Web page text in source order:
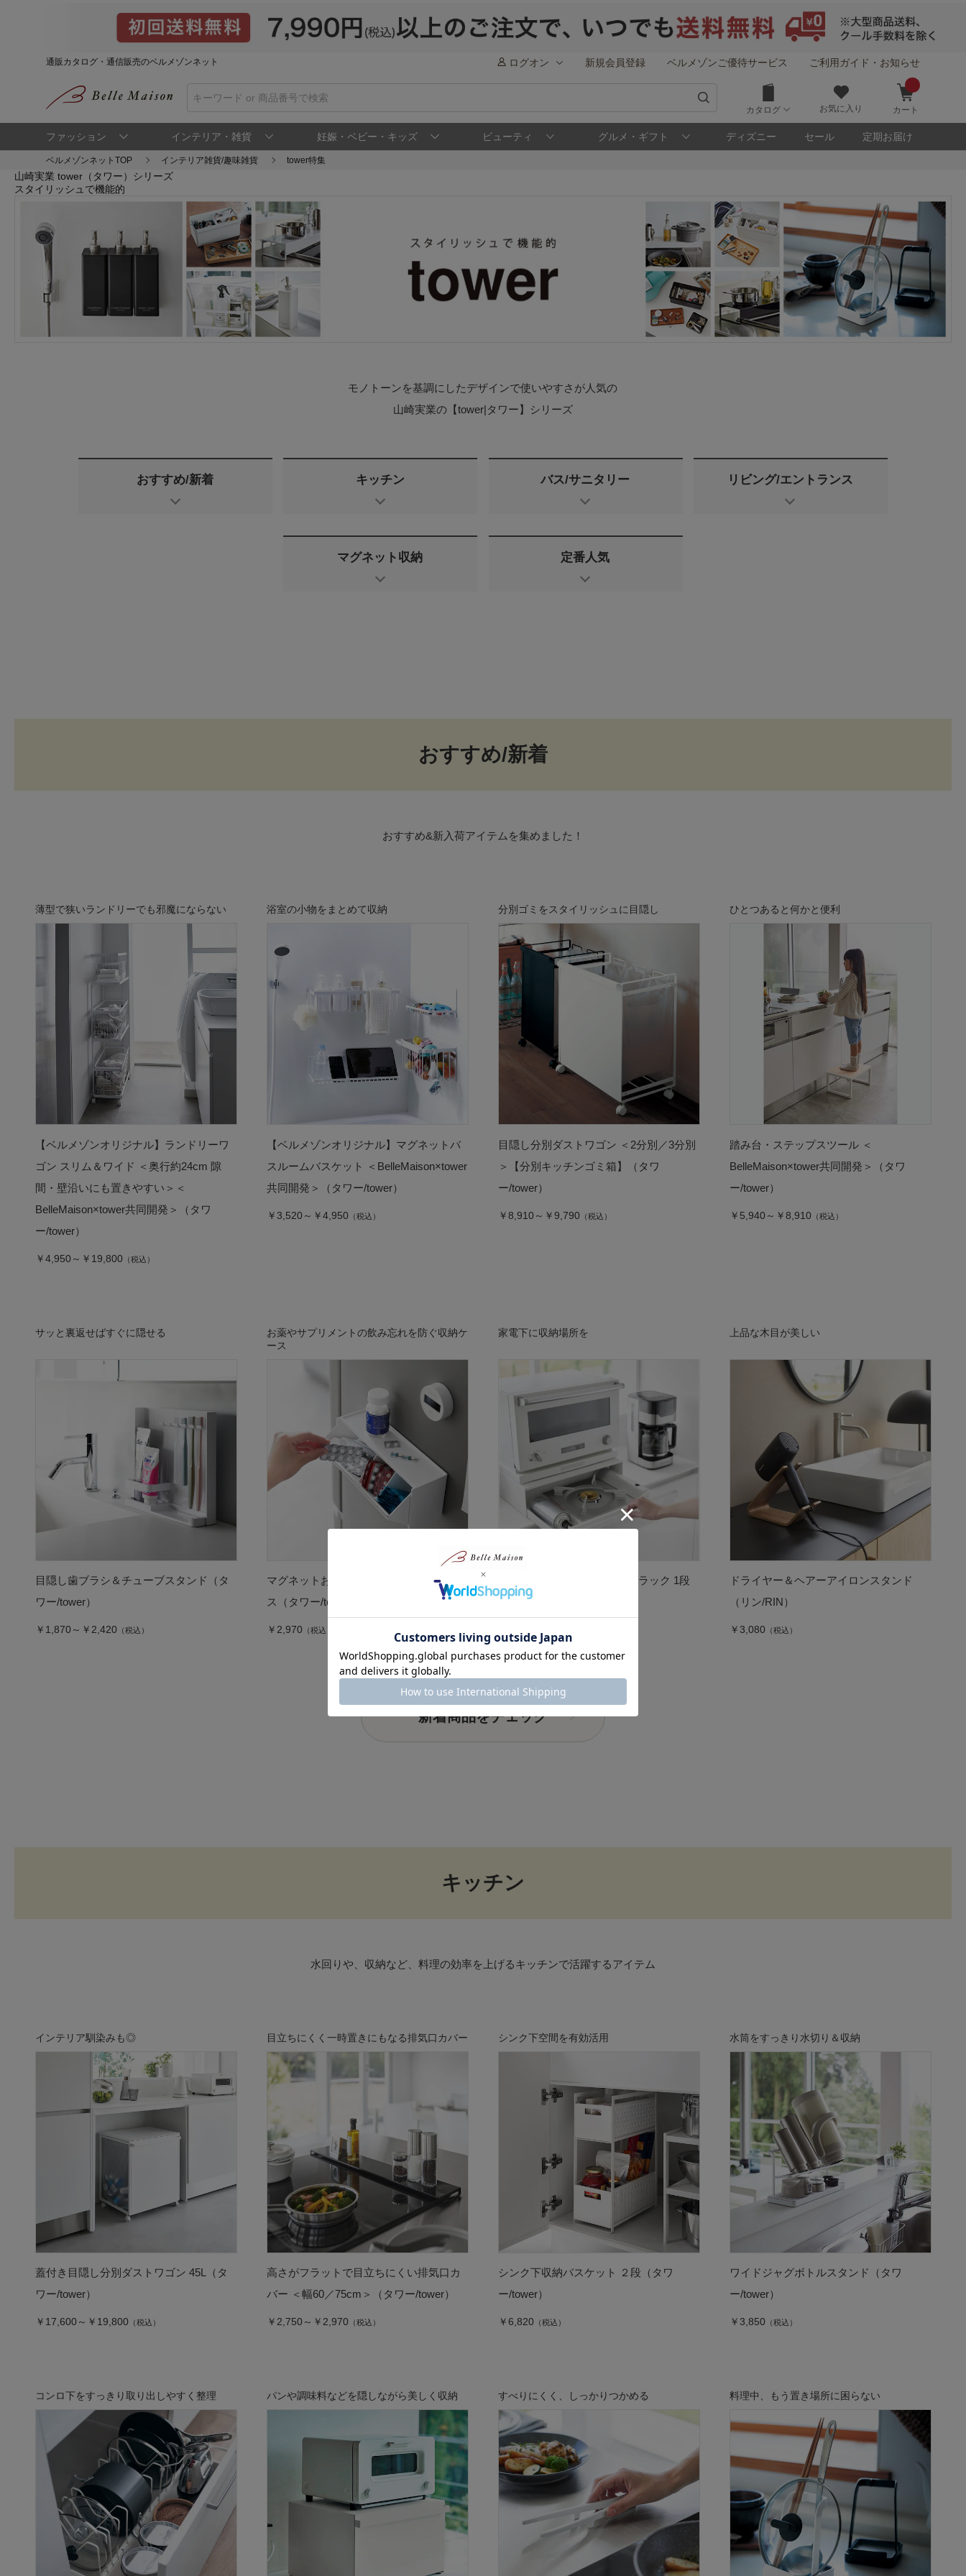
通販カタログ・通信販売のベルメゾンネット ログオン 新規会員登録 ベルメゾンご優待サービス ご利用ガイド・お知らせ
カタログ お気に入り カート
ファッション インテリア・雑貨 妊娠・ベビー・キッズ ビューティ グルメ・ギフト ディズニー セール 定期お届け
ベルメゾンネットTOP インテリア雑貨/趣味雑貨 tower特集
山崎実業 tower（タワー）シリーズ
スタイリッシュで機能的
モノトーンを基調にしたデザインで使いやすさが人気の
山崎実業の【tower|タワー】シリーズ
おすすめ/新着 キッチン バス/サニタリー リビング/エントランス
マグネット収納 定番人気
おすすめ/新着
おすすめ&新入荷アイテムを集めました！
薄型で狭いランドリーでも邪魔にならない
【ベルメゾンオリジナル】ランドリーワ
ゴン スリム＆ワイド ＜奥行約24cm 隙
間・壁沿いにも置きやすい＞＜
BelleMaison×tower共同開発＞（タワ
ー/tower）
￥4,950～￥19,800 （税込）
浴室の小物をまとめて収納
【ベルメゾンオリジナル】マグネットバ
スルームバスケット ＜BelleMaison×tower
共同開発＞（タワー/tower）
￥3,520～￥4,950 （税込）
分別ゴミをスタイリッシュに目隠し
目隠し分別ダストワゴン ＜2分別／3分別
＞【分別キッチンゴミ箱】（タワ
ー/tower）
￥8,910～￥9,790 （税込）
ひとつあると何かと便利
踏み台・ステップスツール ＜
BelleMaison×tower共同開発＞（タワ
ー/tower）
￥5,940～￥8,910 （税込）
サッと裏返せばすぐに隠せる
目隠し歯ブラシ＆チューブスタンド（タ
ワー/tower）
￥1,870～￥2,420 （税込）
お薬やサプリメントの飲み忘れを防ぐ収納ケ
ース
マグネットお薬＆サプリメント収納ケー
ス（タワー/tower）
￥2,970 （税込）
家電下に収納場所を
カセットコンロが入る家電下ラック 1段
（タワー/tower）
上品な木目が美しい
ドライヤー＆ヘアーアイロンスタンド
（リン/RIN）
￥3,080 （税込）
新着商品をチェック
キッチン
水回りや、収納など、料理の効率を上げるキッチンで活躍するアイテム
インテリア馴染みも◎
蓋付き目隠し分別ダストワゴン 45L（タ
ワー/tower）
￥17,600～￥19,800 （税込）
目立ちにくく一時置きにもなる排気口カバー
高さがフラットで目立ちにくい排気口カ
バー ＜幅60／75cm＞（タワー/tower）
￥2,750～￥2,970 （税込）
シンク下空間を有効活用
シンク下収納バスケット ２段（タワ
ー/tower）
￥6,820 （税込）
水筒をすっきり水切り＆収納
ワイドジャグボトルスタンド（タワ
ー/tower）
￥3,850 （税込）
コンロ下をすっきり取り出しやすく整理 パンや調味料などを隠しながら美しく収納 すべりにくく、しっかりつかめる 料理中、もう置き場所に困らない